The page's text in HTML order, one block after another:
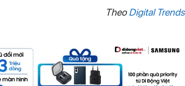
TheoDigital Trends